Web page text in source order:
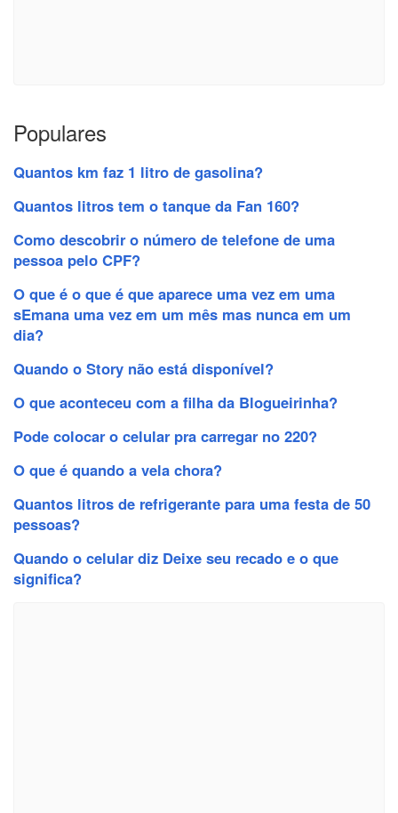
Populares
Quantos km faz 1 litro de gasolina?
Quantos litros tem o tanque da Fan 160?
Como descobrir o número de telefone de uma
pessoa pelo CPF?
O que é o que é que aparece uma vez em uma
sEmana uma vez em um mês mas nunca em um
dia?
Quando o Story não está disponível?
O que aconteceu com a filha da Blogueirinha?
Pode colocar o celular pra carregar no 220?
O que é quando a vela chora?
Quantos litros de refrigerante para uma festa de 50
pessoas?
Quando o celular diz Deixe seu recado e o que
significa?